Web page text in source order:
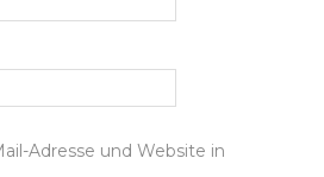
Adresse und Website in